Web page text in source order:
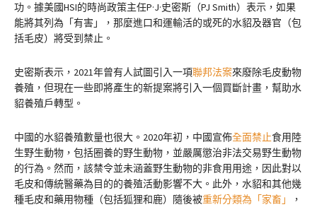
功。據美國HSI的時尚政策主任P·J·史密斯（PJ Smith）表示，如果
能將其列為「有害」，那麼進口和運輸活的或死的水貂及器官（包
括毛皮）將受到禁止。
史密斯表示，2021年曾有人試圖引入一項聯邦法案來廢除毛皮動物
養殖，但現在一些即將產生的新提案將引入一個買斷計畫，幫助水
貂養殖戶轉型。
中國的水貂養殖數量也很大。2020年初，中國宣佈全面禁止食用陸
生野生動物，包括圈養的野生動物，並嚴厲懲治非法交易野生動物
的行為。然而，該禁令並未涵蓋野生動物的非食用用途，因此對以
毛皮和傳統醫藥為目的的養殖活動影響不大。此外，水貂和其他幾
種毛皮和藥用物種（包括狐狸和鹿）隨後被重新分類為「家畜」
，